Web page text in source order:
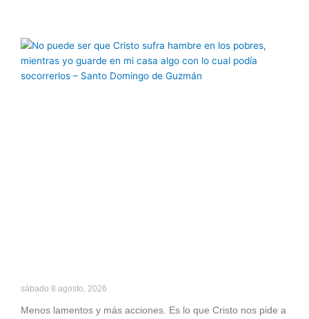
sábado 8 agosto, 2026
Menos lamentos y más acciones. Es lo que Cristo nos pide a
PáginaPáginaPáginaPáginaPágina